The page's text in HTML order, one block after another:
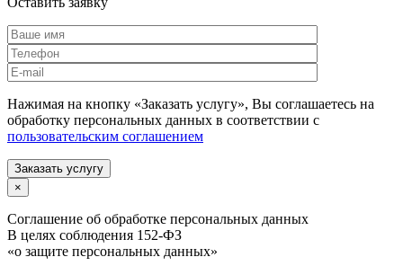
Нажимая на кнопку «Заказать услугу», Вы соглашаетесь на
обработку персональных данных в соответствии с
пользовательским соглашением
Заказать услугу
×
Соглашение об обработке персональных данных
В целях соблюдения 152-ФЗ
«о защите персональных данных»